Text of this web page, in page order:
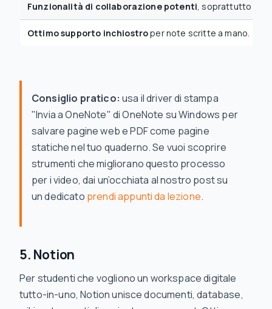
Funzionalità di collaborazione potenti, soprattutto
Ottimo supporto inchiostroper note scritte a mano.
Consiglio pratico: usa il driver di stampa
"Invia a OneNote" di OneNote su Windows per
salvare pagine web e PDF come pagine
statiche nel tuo quaderno. Se vuoi scoprire
strumenti che migliorano questo processo
per i video, dai un’occhiata al nostro post su
un dedicato prendi appunti da lezione.
5. Notion
Per studenti che vogliono un workspace digitale
tutto-in-uno, Notion unisce documenti, database,